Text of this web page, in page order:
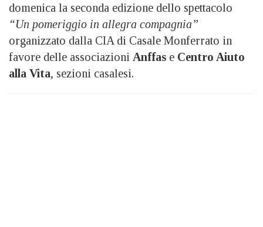
domenica la seconda edizione dello spettacolo
“Un pomeriggio in allegra compagnia”
organizzato dalla CIA di Casale Monferrato in
favore delle associazioni Anffas e Centro Aiuto
alla Vita, sezioni casalesi.